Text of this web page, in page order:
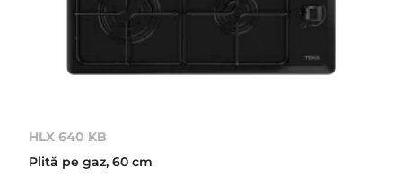
HLX 640 KB
Plită pe gaz, 60 cm